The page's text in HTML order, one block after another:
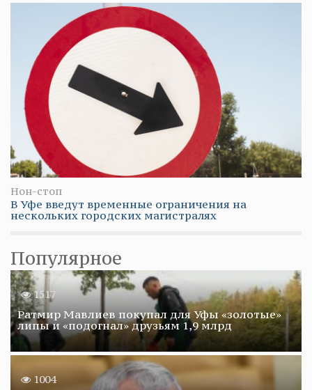
Нон-стоп
В Уфе введут временные ограничения на
нескольких городских магистралях
Популярное
1517
Ратмир Мавлиев покупал для Уфы «золотые»
липы и «подогнал» друзьям 1,9 млрд
1004